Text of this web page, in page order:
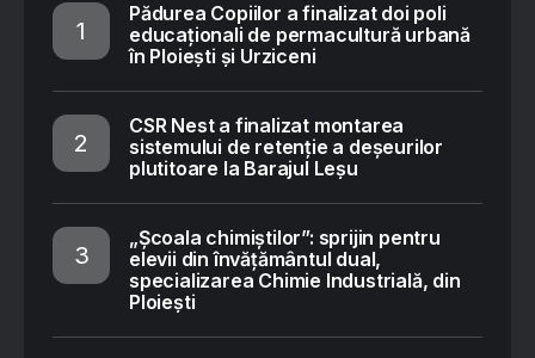
Pădurea Copiilor a finalizat doi poli
educaționali de permacultură urbană
în Ploiești și Urziceni
CSR Nest a finalizat montarea
sistemului de retenție a deșeurilor
plutitoare la Barajul Leșu
„Școala chimiștilor”: sprijin pentru
elevii din învățământul dual,
specializarea Chimie Industrială, din
Ploiești